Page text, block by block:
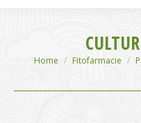
You are here:
Home Fitofarmacie